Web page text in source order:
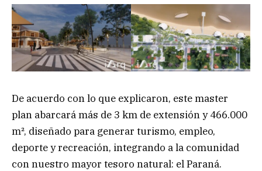
De acuerdo con lo que explicaron, este master
plan abarcará más de 3 km de extensión y 466.000
m², diseñado para generar turismo, empleo,
deporte y recreación, integrando a la comunidad
con nuestro mayor tesoro natural: el Paraná.